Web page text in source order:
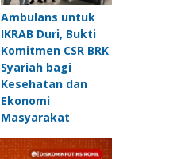
Ambulans untuk
IKRAB Duri, Bukti
Komitmen CSR BRK
Syariah bagi
Kesehatan dan
Ekonomi
Masyarakat